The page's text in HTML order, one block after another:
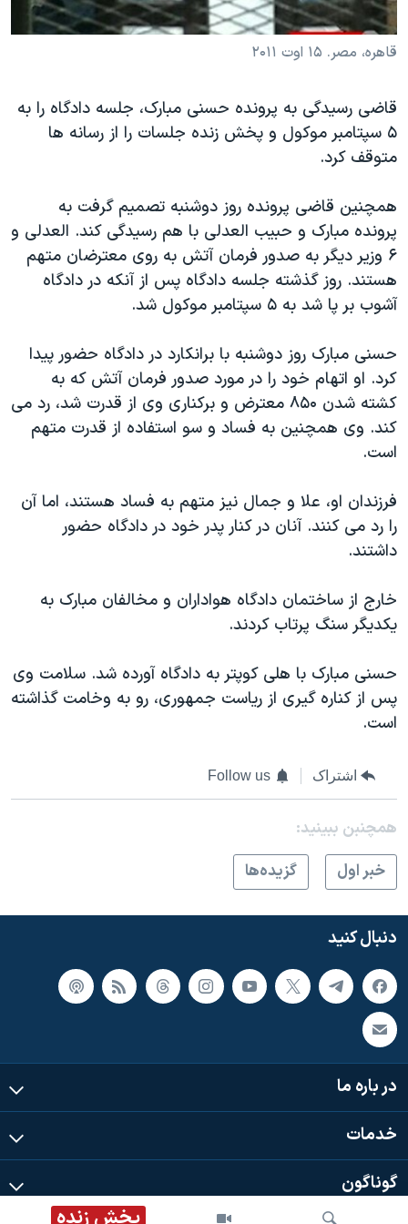
فرهنگ و زندگی
حقوق شهروندی
علم و فناوری
اسرائیل در جنگ
آرشیو پخش زنده
مستندها
انتخابات ریاست جمهوری آمریکا ۲۰۲۴
رمز مهسا
ورزش زنان در ایران
مجموعه مستندهای دادخواهی
تریبونال مردمی آبان ۹۸
دادگاه حمید نوری
چهل سال گروگان‌گیری
قانون شفافیت دارائی کادر رهبری ایران
اعتراضات مردمی آبان ۹۸
اسرائیل در جنگ
صفحه‌های ویژه
دنبال کنید
زبانهای مختلف
قاهره، مصر. ۱۵ اوت ۲۰۱۱
قاضی رسیدگی به پرونده حسنی مبارک، جلسه دادگاه را به
۵ سپتامبر موکول و پخش زنده جلسات را از رسانه ها
متوقف کرد.
همچنین قاضی پرونده روز دوشنبه تصمیم گرفت به
پرونده مبارک و حبیب العدلی با هم رسیدگی کند. العدلی و
۶ وزیر دیگر به صدور فرمان آتش به روی معترضان متهم
هستند. روز گذشته جلسه دادگاه پس از آنکه در دادگاه
آشوب بر پا شد به ۵ سپتامبر موکول شد.
حسنی مبارک روز دوشنبه با برانکارد در دادگاه حضور پیدا
کرد. او اتهام خود را در مورد صدور فرمان آتش که به
کشته شدن ۸۵۰ معترض و برکناری وی از قدرت شد، رد می
کند. وی همچنین به فساد و سو استفاده از قدرت متهم
است.
فرزندان او، علا و جمال نیز متهم به فساد هستند، اما آن
را رد می کنند. آنان در کنار پدر خود در دادگاه حضور
داشتند.
خارج از ساختمان دادگاه هواداران و مخالفان مبارک به
یکدیگر سنگ پرتاب کردند.
حسنی مبارک با هلی کوپتر به دادگاه آورده شد. سلامت وی
پس از کناره گیری از ریاست جمهوری، رو به وخامت گذاشته
است.
اشتراک Follow us
همچنبن ببینید:
خبر اول
گزيده‌ها
دنبال کنید
در باره ما
خدمات
گوناگون